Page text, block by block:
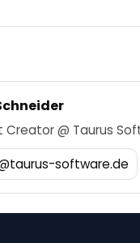
@ Taurus
software.de